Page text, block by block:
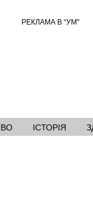
РЕКЛАМА В “УМ"
ІСТОРІЯ